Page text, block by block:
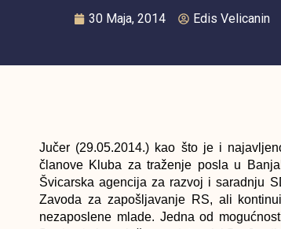
30 Maja, 2014 Edis Velicanin
Jučer (29.05.2014.) kao što je i
članove Kluba za traženje posla u
Švicarska agencija za razvoj i saradnju
Zavoda za zapošljavanje RS, ali
nezaposlene mlade. Jedna od